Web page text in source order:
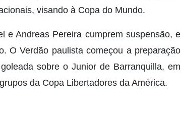
visando à Copa do Mundo.
e Andreas Pereira cumprem suspensão, e
O Verdão paulista começou a preparação
sobre o Junior de Barranquilla, em
da Copa Libertadores da América.